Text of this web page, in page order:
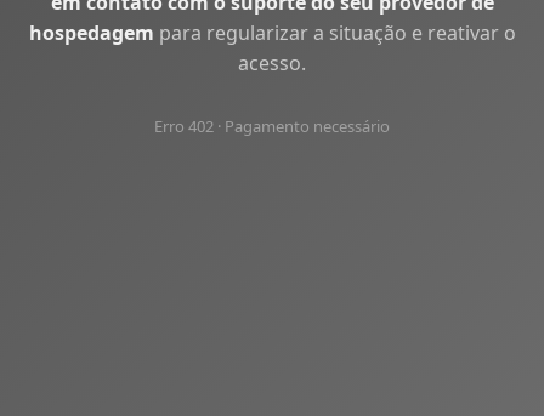
hospedagem para regularizar a situação e reativar o
acesso.
Erro 402 · Pagamento necessário